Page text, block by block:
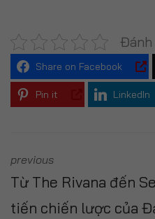
Đánh
Share on Facebook
Pin it LinkedIn
previous
Từ The Rivana đến
tiến chiến lược của